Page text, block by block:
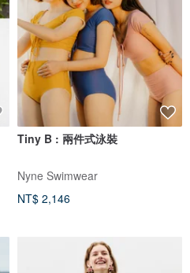
Tiny B : 兩件式泳裝
Nyne Swimwear
NT$ 2,146